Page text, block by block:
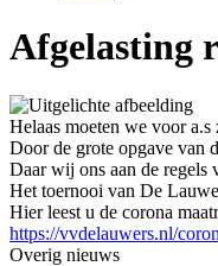
Afgelasting
Helaas moeten we voor
Door de grote opgave van
Daar wij ons aan de
Het toernooi van De
Hier leest u de corona
https://vvdelauwers.nl/
Overig nieuws